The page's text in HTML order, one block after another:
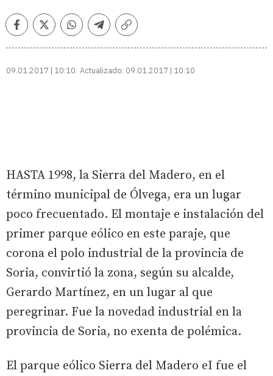
FacebookTwitterWhatsappTelegramCopiar
09.01.2017 | 10:10 Actualizado: 09.01.2017 | 10:10
HASTA 1998, la Sierra del Madero, en el
término municipal de Ólvega, era un lugar
poco frecuentado. El montaje e instalación del
primer parque eólico en este paraje, que
corona el polo industrial de la provincia de
Soria, convirtió la zona, según su alcalde,
Gerardo Martínez, en un lugar al que
peregrinar. Fue la novedad industrial en la
provincia de Soria, no exenta de polémica.
El parque eólico Sierra del Madero eI fue el